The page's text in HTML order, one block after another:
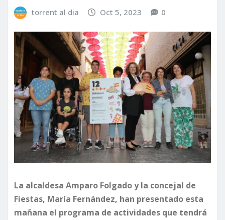
torrent al dia Oct 5, 2023 0
La alcaldesa Amparo Folgado y la concejal de
Fiestas, María Fernández, han presentado esta
mañana el programa de actividades que tendrá